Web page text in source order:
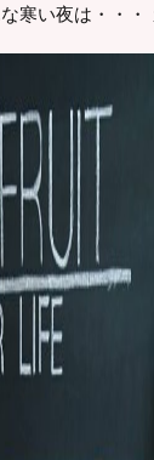
寒い夜は・・・